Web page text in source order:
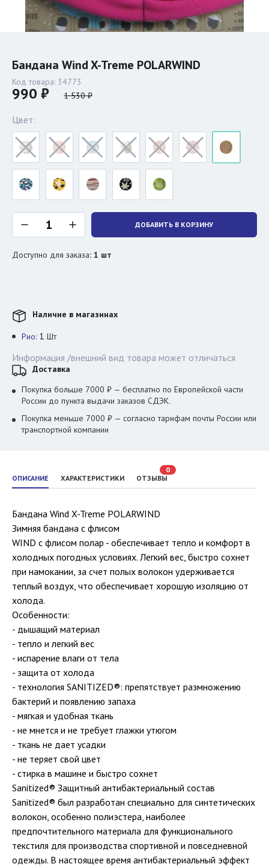
Бандана Wind X-Treme POLARWIND
Код товара: 34773
990 ₽ 1 530 ₽
Цвет:
ДОБАВИТЬ В КОРЗИНУ
Доступно для заказа: 1 шт
ОПИСАНИЕ ХАРАКТЕРИСТИКИ ОТЗЫВЫ
0
Бандана Wind X-Treme POLARWIND
Зимняя бандана с флисом
WIND c флисом полар - обеспечивает тепло и комфорт в
холодных погодных условиях. Легкий вес, быстро сохнет
при намокании, за счет полых волокон удерживается
теплый воздух, что обеспечивает хорошую изоляцию от
холода.
Особенности:
- дышащий материал
- тепло и легкий вес
- испарение влаги от тела
- защита от холода
- технология SANITIZED®: препятствует размножению
бактерий и появлению запаха
- мягкая и удобная ткань
- не мнется и не требует глажки утюгом
- ткань не дает усадки
- не теряет свой цвет
- стирка в машине и быстро сохнет
Sanitized® Защитный антибактериальный состав
Sanitized® был разработан специально для синтетических
волокон, особенно полиэстера, наиболее
предпочтительного материала для функционального
текстиля для производства спортивной и повседневной
одежды. В настоящее время антибактериальный эффект
Наличие в магазинах
Рио: 1 Шт
Информация /внешний вид товара может отличаться
Доставка
Покупка больше 7000 ₽ — бесплатно по Европейской части
России до пункта выдачи заказов СДЭК.
Покупка меньше 7000 ₽ — согласно тарифам почты России или
транспортной компании